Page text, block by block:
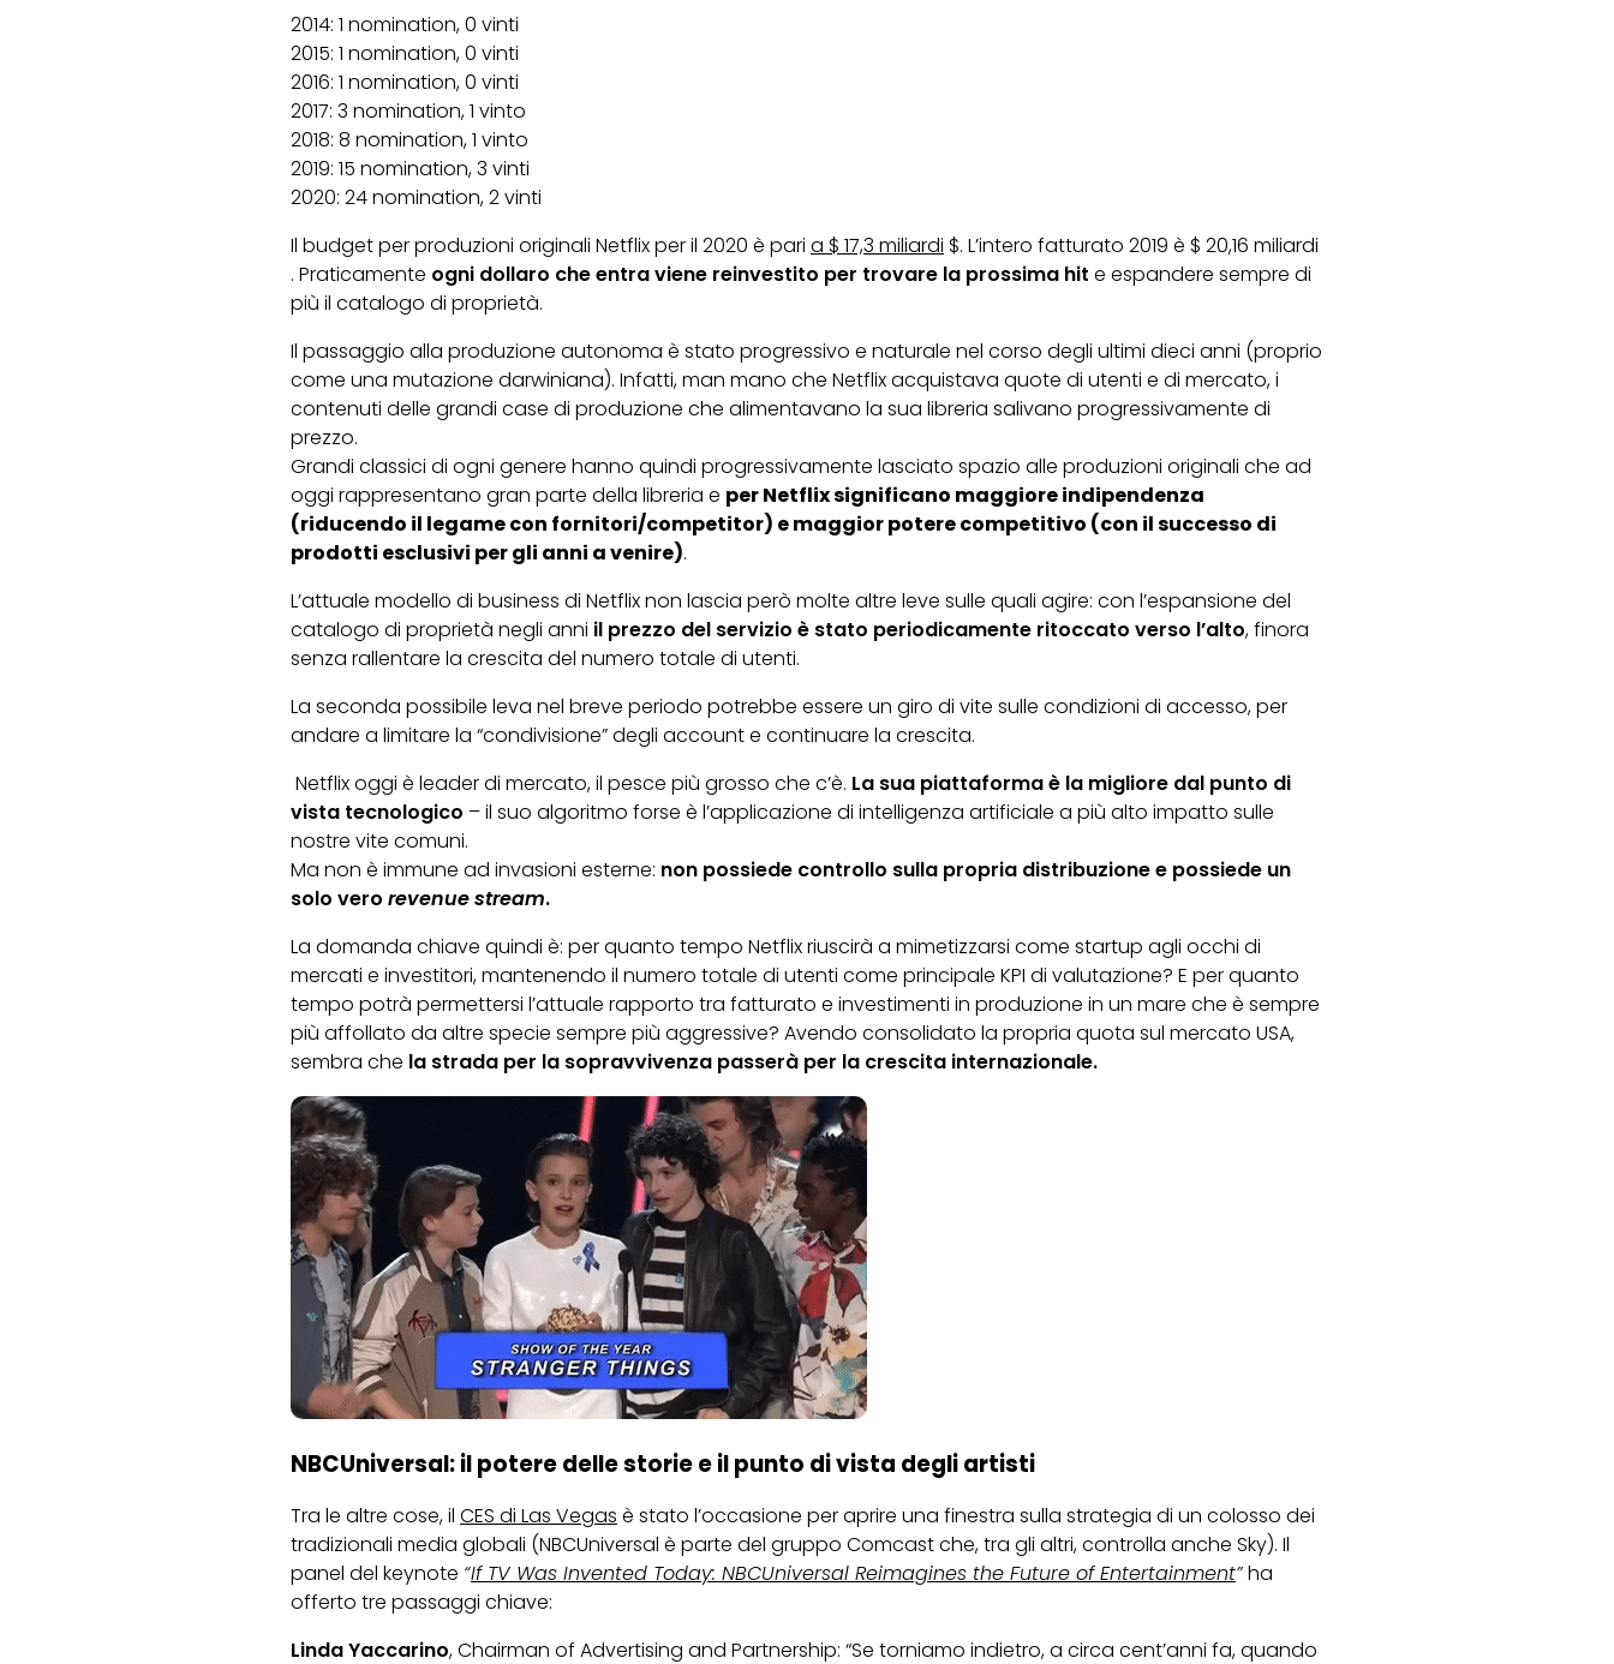
2014: 1 nomination, 0 vinti
2015: 1 nomination, 0 vinti
2016: 1 nomination, 0 vinti
2017: 3 nomination, 1 vinto
2018: 8 nomination, 1 vinto
2019: 15 nomination, 3 vinti
2020: 24 nomination, 2 vinti
Il budget per produzioni originali Netflix per il 2020 è pari a $ 17,3 miliardi $. L’intero fatturato 2019 è $ 20,16 miliardi
. Praticamente ogni dollaro che entra viene reinvestito per trovare la prossima hit e espandere sempre di
più il catalogo di proprietà.
Il passaggio alla produzione autonoma è stato progressivo e naturale nel corso degli ultimi dieci anni (proprio
come una mutazione darwiniana). Infatti, man mano che Netflix acquistava quote di utenti e di mercato, i
contenuti delle grandi case di produzione che alimentavano la sua libreria salivano progressivamente di
prezzo.
Grandi classici di ogni genere hanno quindi progressivamente lasciato spazio alle produzioni originali che ad
oggi rappresentano gran parte della libreria e per Netflix significano maggiore indipendenza
(riducendo il legame con fornitori/competitor) e maggior potere competitivo (con il successo di
prodotti esclusivi per gli anni a venire).
L’attuale modello di business di Netflix non lascia però molte altre leve sulle quali agire: con l’espansione del
catalogo di proprietà negli anni il prezzo del servizio è stato periodicamente ritoccato verso l’alto, finora
senza rallentare la crescita del numero totale di utenti.
La seconda possibile leva nel breve periodo potrebbe essere un giro di vite sulle condizioni di accesso, per
andare a limitare la “condivisione” degli account e continuare la crescita.
Netflix oggi è leader di mercato, il pesce più grosso che c’è. La sua piattaforma è la migliore dal punto di
vista tecnologico – il suo algoritmo forse è l’applicazione di intelligenza artificiale a più alto impatto sulle
nostre vite comuni.
Ma non è immune ad invasioni esterne: non possiede controllo sulla propria distribuzione e possiede un
solo vero revenue stream.
La domanda chiave quindi è: per quanto tempo Netflix riuscirà a mimetizzarsi come startup agli occhi di
mercati e investitori, mantenendo il numero totale di utenti come principale KPI di valutazione? E per quanto
tempo potrà permettersi l’attuale rapporto tra fatturato e investimenti in produzione in un mare che è sempre
più affollato da altre specie sempre più aggressive? Avendo consolidato la propria quota sul mercato USA,
sembra che la strada per la sopravvivenza passerà per la crescita internazionale.
NBCUniversal: il potere delle storie e il punto di vista degli artisti
Tra le altre cose, il CES di Las Vegas è stato l’occasione per aprire una finestra sulla strategia di un colosso dei
tradizionali media globali (NBCUniversal è parte del gruppo Comcast che, tra gli altri, controlla anche Sky). Il
panel del keynote “If TV Was Invented Today: NBCUniversal Reimagines the Future of Entertainment”ha
offerto tre passaggi chiave:
Linda Yaccarino, Chairman of Advertising and Partnership: “Se torniamo indietro, a circa cent’anni fa, quando